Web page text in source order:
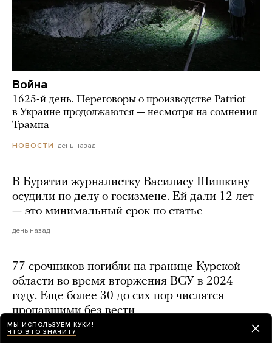
Война
1625-й день. Переговоры о производстве Patriot
в Украине продолжаются — несмотря на сомнения
Трампа
НОВОСТИ день назад
В Бурятии журналистку Василису Шишкину
осудили по делу о госизмене. Ей дали 12 лет
— это минимальный срок по статье
день назад
77 срочников погибли на границе Курской
области во время вторжения ВСУ в 2024
году. Еще более 30 до сих пор числятся
пропавшими без вести
день назад
МЫ ИСПОЛЬЗУЕМ КУКИ!
ЧТО ЭТО ЗНАЧИТ?